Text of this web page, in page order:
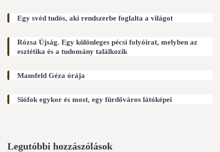
Egy svéd tudós, aki rendszerbe foglalta a világot
Rózsa Újság. Egy különleges pécsi folyóirat, melyben az
esztétika és a tudomány találkozik
Mansfeld Géza órája
Siófok egykor és most, egy fürdőváros látóképei
Legutóbbi hozzászólások